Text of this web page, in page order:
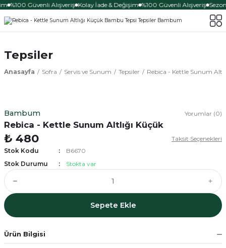
%100 Güvenli Alışveriş Kolay İade & Değişim %100 Güvenli Alışveriş
Tepsiler
Anasayfa Sofra Servis ve Sunum Tepsiler Rebica - Kettle Sunum
Bambum Yorumlar (0)
Rebica - Kettle Sunum Altlığı Küçük
₺ 480
Taksit Seçenekleri
Stok Kodu
B6670
Stok Durumu
Stokta var
Sepete Ekle
Ürün Bilgisi